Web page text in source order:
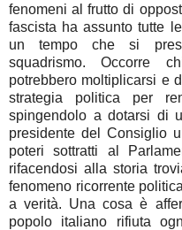
fenomeni al frutto di
fascista ha assunto tutte
un tempo che si
squadrismo. Occorre
potrebbero moltiplicarsi e
strategia politica per
spingendolo a dotarsi di
presidente del Consiglio
poteri sottratti al
rifacendosi alla storia
fenomeno ricorrente
a verità. Una cosa è
popolo italiano rifiuta